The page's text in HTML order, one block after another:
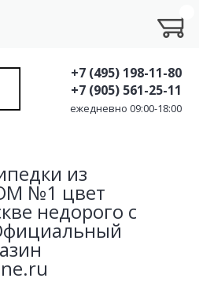
+7 (495) 198-11-80
+7 (905) 561-25-11
ежедневно 09:00-18:00
из
№1 цвет
недорого с